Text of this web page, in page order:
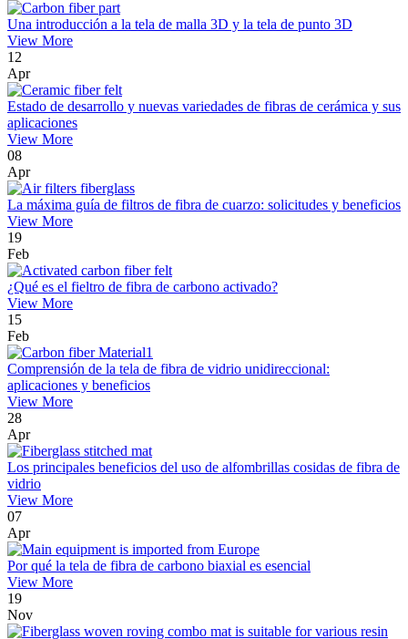
Una introducción a la tela de malla 3D y la tela de punto 3D
View More
12
Apr
Estado de desarrollo y nuevas variedades de fibras de cerámica y sus
aplicaciones
View More
08
Apr
La máxima guía de filtros de fibra de cuarzo: solicitudes y beneficios
View More
19
Feb
¿Qué es el fieltro de fibra de carbono activado?
View More
15
Feb
Comprensión de la tela de fibra de vidrio unidireccional:
aplicaciones y beneficios
View More
28
Apr
Los principales beneficios del uso de alfombrillas cosidas de fibra de
vidrio
View More
07
Apr
Por qué la tela de fibra de carbono biaxial es esencial
View More
19
Nov